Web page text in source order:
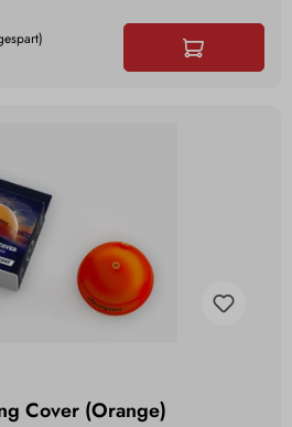
Cover (Orange)